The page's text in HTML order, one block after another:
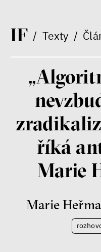
IF/ Texty /
říká
Marie
Marie